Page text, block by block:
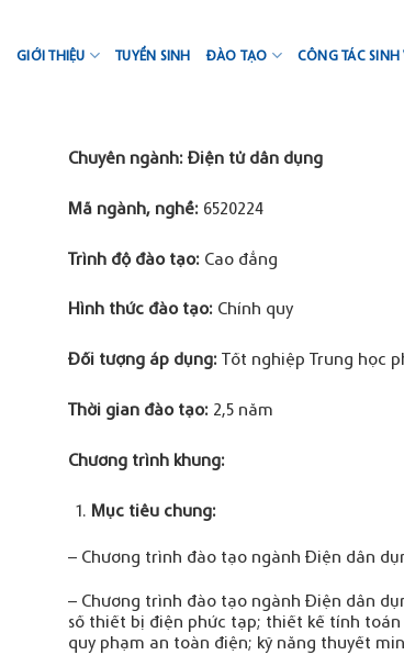
content
GIỚI THIỆU TUYỂN SINH ĐÀO TẠO CÔNG TÁC SINH
Chuyên ngành: Điện tử dân dụng
Mã ngành, nghề: 6520224
Trình độ đào tạo: Cao đẳng
Hình thức đào tạo: Chính quy
Đối tượng áp dụng: Tốt nghiệp Trung học
Thời gian đào tạo: 2,5 năm
Chương trình khung:
Mục tiêu chung:
– Chương trình đào tạo ngành Điện dân
– Chương trình đào tạo ngành Điện dân
số thiết bị điện phức tạp; thiết kế tính
quy phạm an toàn điện; kỹ năng thuyết